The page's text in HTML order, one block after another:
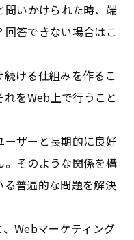
問いかけられた時、端
答できない場合はこ
ける仕組みを作るこ
れをWeb上で行うこと
ザーと長期的に良好
。そのような関係を構
普遍的な問題を解決
、Webマーケティング